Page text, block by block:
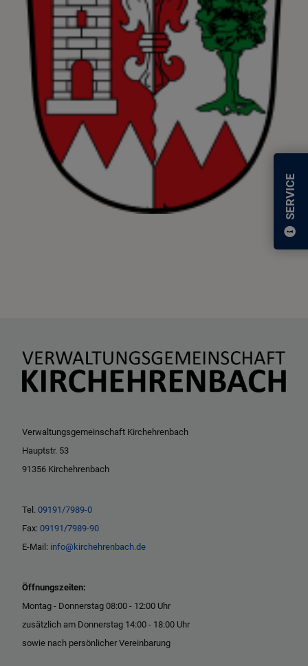
SERVICE
Verwaltungsgemeinschaft Kirchehrenbach
Hauptstr. 53
91356 Kirchehrenbach
Tel. 09191/7989-0
Fax: 09191/7989-90
E-Mail: info@kirchehrenbach.de
Öffnungszeiten:
Montag - Donnerstag 08:00 - 12:00 Uhr
zusätzlich am Donnerstag 14:00 - 18:00 Uhr
sowie nach persönlicher Vereinbarung